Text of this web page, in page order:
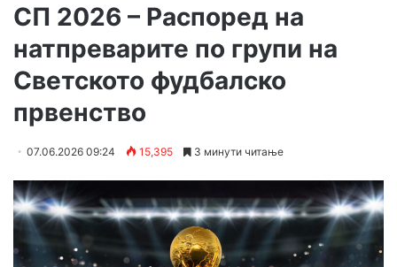
СП 2026 – Распоред на
натпреварите по групи на
Светското фудбалско
првенство
07.06.2026 09:24 15,395 3 минути читање